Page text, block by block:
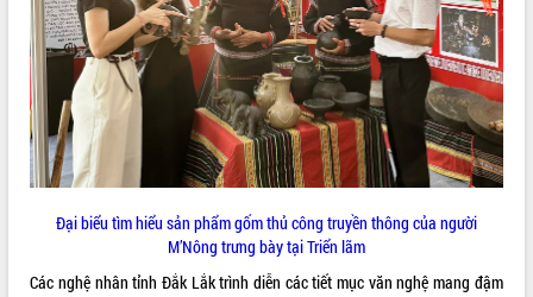
Đại biểu tìm hiểu sản phẩm gốm thủ công truyền thông của người
M’Nông trưng bày tại Triển lãm
Các nghệ nhân tỉnh Đắk Lắk trình diễn các tiết mục văn nghệ mang đậm